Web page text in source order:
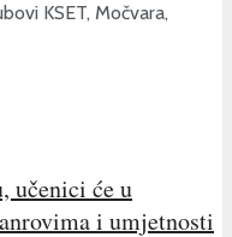
KSET, Močvara,
učenici će u
i umjetnosti